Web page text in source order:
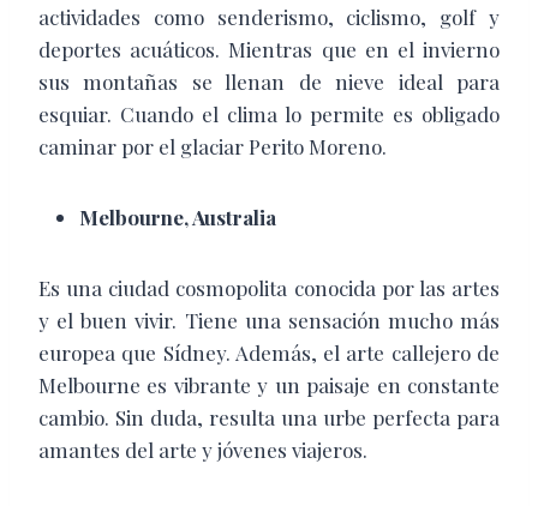
actividades como senderismo, ciclismo, golf y
deportes acuáticos. Mientras que en el invierno
sus montañas se llenan de nieve ideal para
esquiar. Cuando el clima lo permite es obligado
caminar por el glaciar Perito Moreno.
Melbourne, Australia
Es una ciudad cosmopolita conocida por las artes
y el buen vivir. Tiene una sensación mucho más
europea que Sídney. Además, el arte callejero de
Melbourne es vibrante y un paisaje en constante
cambio. Sin duda, resulta una urbe perfecta para
amantes del arte y jóvenes viajeros.